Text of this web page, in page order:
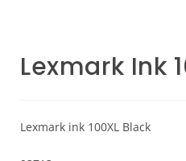
Lexmark Ink
Lexmark ink 100XL Black